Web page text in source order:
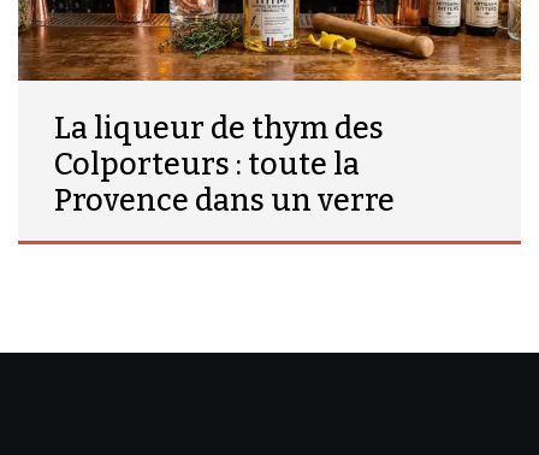
La liqueur de thym des
Colporteurs : toute la
Provence dans un verre